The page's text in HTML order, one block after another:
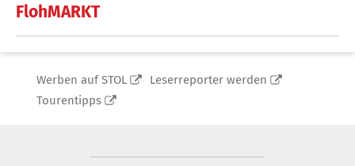
FlohMARKT
Werben auf STOL
Leserreporter werden
Tourentipps